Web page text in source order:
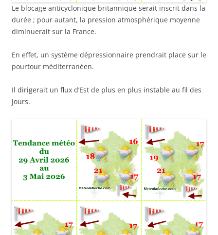
Le blocage anticyclonique britannique serait inscrit dans la
durée ; pour autant, la pression atmosphérique moyenne
diminuerait sur la France.
En effet, un système dépressionnaire prendrait place sur le
pourtour méditerranéen.
Il dirigerait un flux d’Est de plus en plus instable au fil des
jours.